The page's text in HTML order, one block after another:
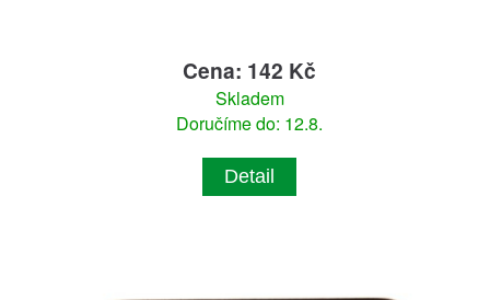
Cena: 142 Kč
Skladem
Doručíme do: 12.8.
Detail